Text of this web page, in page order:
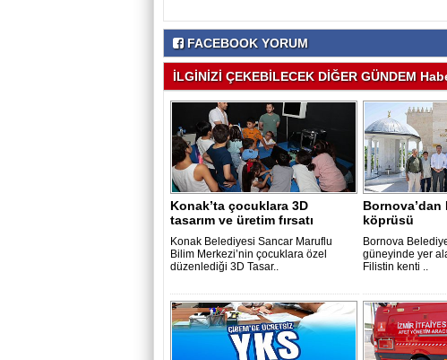
FACEBOOK YORUM
İLGİNİZİ ÇEKEBİLECEK DİĞER GÜNDEM
Konak’ta çocuklara 3D
tasarım ve üretim fırsatı
Konak Belediyesi Sancar Maruflu
Bilim Merkezi’nin çocuklara özel
düzenlediği 3D Tasar..
köprüsü
Bornova
güneyinde yer
Filistin kenti ..